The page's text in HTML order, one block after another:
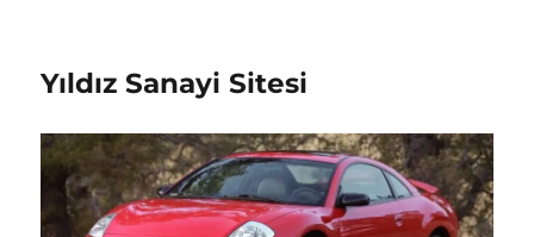
Yıldız Sanayi Sitesi